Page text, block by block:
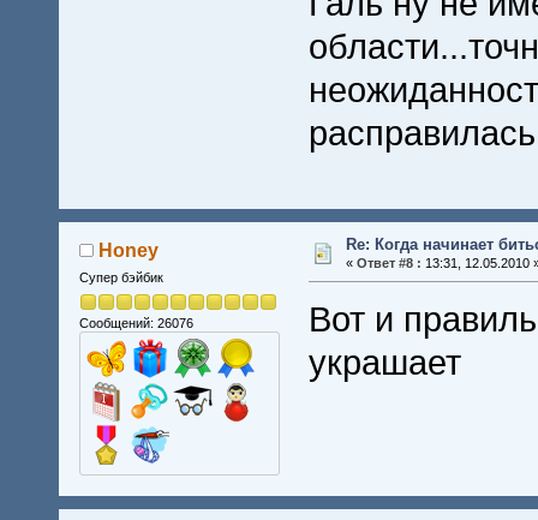
Honey
Супер бэйбик
Сообщений: 26076
Re: Когда начинает
« Ответ #8 : 13:31, 12.05.2010
Вот и
украшает